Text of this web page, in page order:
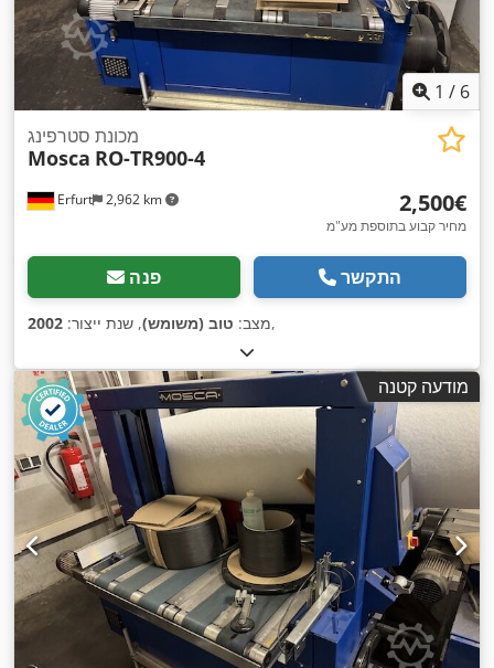
1 / 6
Erfurt 2,962 km
מכונת סטרפינג
Mosca RO-TR900-4
‏2,500 ‏€
מחיר קבוע בתוספת מע"מ
פנה התקשר
מצב: טוב (משומש), שנת ייצור: 2002 ,
מודעה קטנה